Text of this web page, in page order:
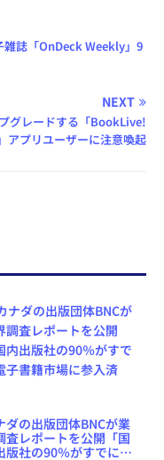
雑誌「OnDeck Weekly」9
NEXT
グレードする「BookLive!
アプリユーザーに注意喚起
ダの出版団体BNCが業
査レポートを公開「国
版社の90％がすでに電